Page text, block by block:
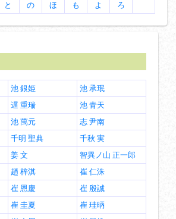
と の ほ も よ ろ
池 銀姫
池 承珉
遅 重瑞
池 青天
池 萬元
志 尹南
千明 聖典
千秋 実
姜 文
智異ノ山 正一郎
趙 梓淇
崔 仁洙
崔 恩慶
崔 殷誠
崔 圭夏
崔 珪昞